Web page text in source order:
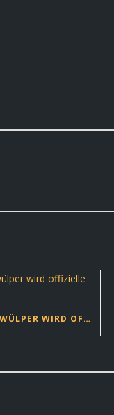
SUDHAUS SCHWÜLPER WIRD OFFIZIELLE BRAUEREI!